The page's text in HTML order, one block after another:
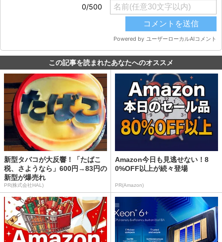
この記事を読まれたあなたへのオススメ
新型タバコが大反響！「たばこ
税、さようなら」600円→83円の
新型が爆売れ
PR(株式会社HAL)
Amazon今日も見逃せない！8
0%OFF以上が続々登場
PR(Amazon)